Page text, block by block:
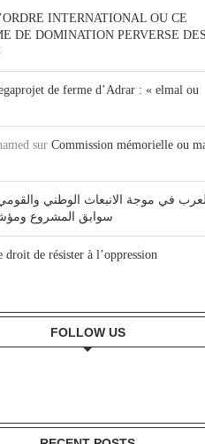
INTERNATIONAL OU CE
DE DOMINATION PERVERSE DES
de ferme d’Adrar : « elmal ou
sur Commission mémorielle ou
العرب في موجة الانبعاث الوطني
سوابق المشروع
droit de résister à l’oppression
FOLLOW US